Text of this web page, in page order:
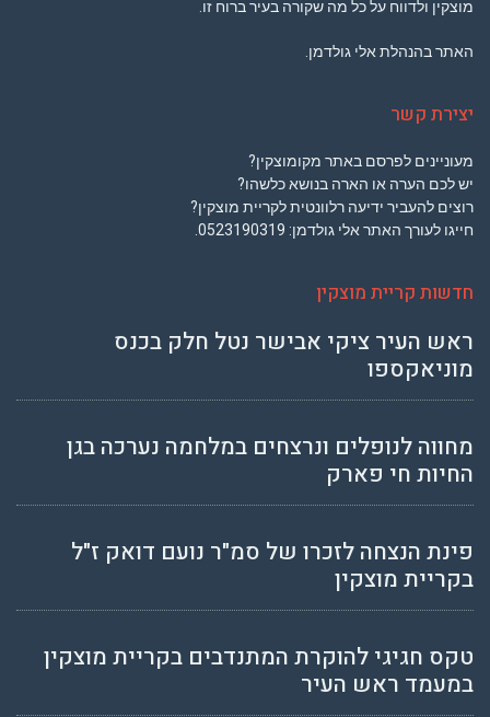
מוצקין ולדווח על כל מה שקורה בעיר ברוח זו.
האתר בהנהלת אלי גולדמן.
יצירת קשר
מעוניינים לפרסם באתר מקומוצקין?
יש לכם הערה או הארה בנושא כלשהו?
רוצים להעביר ידיעה רלוונטית לקריית מוצקין?
חייגו לעורך האתר אלי גולדמן: 0523190319
חדשות קריית מוצקין
ראש העיר ציקי אבישר נטל חלק בכנס
מוניאקספו
מחווה לנופלים ונרצחים במלחמה נערכה בגן
החיות חי פארק
פינת הנצחה לזכרו של סמ"ר נועם דואק ז"ל
בקריית מוצקין
טקס חגיגי להוקרת המתנדבים בקריית מוצקין
במעמד ראש העיר